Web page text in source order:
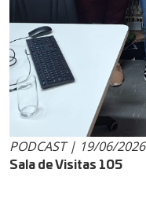
PODCAST | 19/06/2026
Sala de Visitas 105